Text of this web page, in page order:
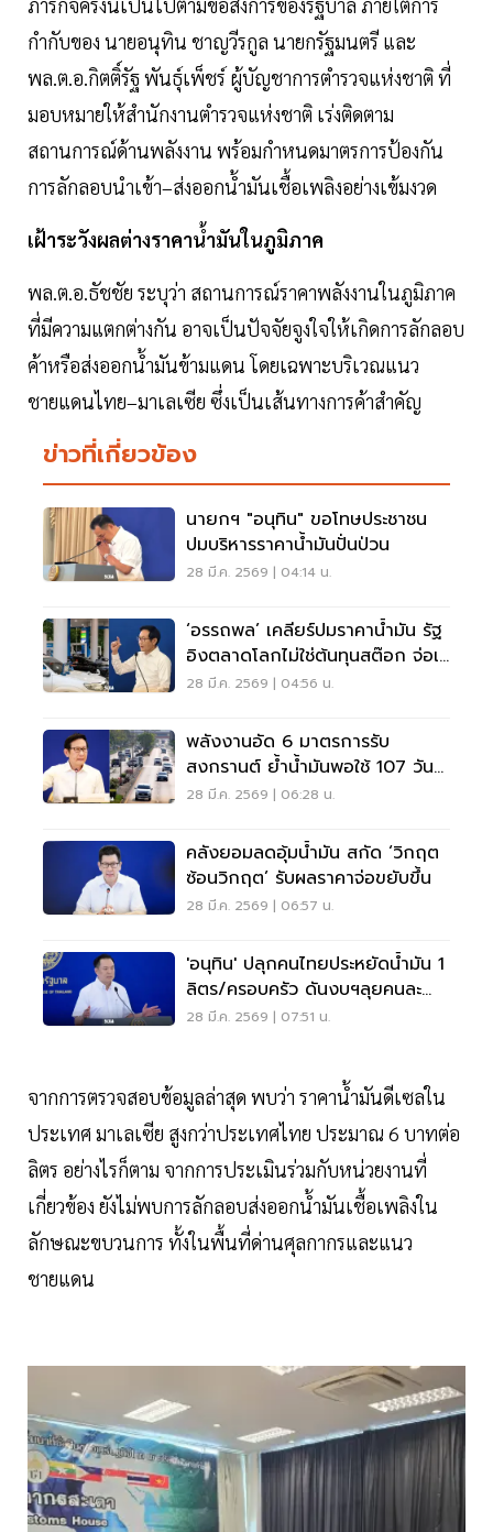
ภารกิจครั้งนี้เป็นไปตามข้อสั่งการของรัฐบาล ภายใต้การ
กำกับของ นายอนุทิน ชาญวีรกูล นายกรัฐมนตรี และ
พล.ต.อ.กิตติ์รัฐ พันธุ์เพ็ชร์ ผู้บัญชาการตำรวจแห่งชาติ ที่
มอบหมายให้สำนักงานตำรวจแห่งชาติ เร่งติดตาม
สถานการณ์ด้านพลังงาน พร้อมกำหนดมาตรการป้องกัน
การลักลอบนำเข้า–ส่งออกน้ำมันเชื้อเพลิงอย่างเข้มงวด
เฝ้าระวังผลต่างราคาน้ำมันในภูมิภาค
พล.ต.อ.ธัชชัย ระบุว่า สถานการณ์ราคาพลังงานในภูมิภาค
ที่มีความแตกต่างกัน อาจเป็นปัจจัยจูงใจให้เกิดการลักลอบ
ค้าหรือส่งออกน้ำมันข้ามแดน โดยเฉพาะบริเวณแนว
ชายแดนไทย–มาเลเซีย ซึ่งเป็นเส้นทางการค้าสำคัญ
ข่าวที่เกี่ยวข้อง
นายกฯ "อนุทิน" ขอโทษประชาชน
ปมบริหารราคาน้ำมันปั่นป่วน
28 มี.ค. 2569 | 04:14 น.
‘อรรถพล’ เคลียร์ปมราคาน้ำมัน รัฐ
อิงตลาดโลกไม่ใช่ต้นทุนสต๊อก จ่อเช็
กกำไรโรงกลั่น
28 มี.ค. 2569 | 04:56 น.
พลังงานอัด 6 มาตรการรับ
สงกรานต์ ย้ำน้ำมันพอใช้ 107 วัน
ลดสำรองนำเข้าเหลือ 1%
28 มี.ค. 2569 | 06:28 น.
คลังยอมลดอุ้มน้ำมัน สกัด ‘วิกฤต
ซ้อนวิกฤต’ รับผลราคาจ่อขยับขึ้น
28 มี.ค. 2569 | 06:57 น.
'อนุทิน' ปลุกคนไทยประหยัดน้ำมัน 1
ลิตร/ครอบครัว ดันงบฯลุยคนละ
ครึ่งพลัส
28 มี.ค. 2569 | 07:51 น.
จากการตรวจสอบข้อมูลล่าสุด พบว่า ราคาน้ำมันดีเซลใน
ประเทศ มาเลเซีย สูงกว่าประเทศไทย ประมาณ 6 บาทต่อ
ลิตร อย่างไรก็ตาม จากการประเมินร่วมกับหน่วยงานที่
เกี่ยวข้อง ยังไม่พบการลักลอบส่งออกน้ำมันเชื้อเพลิงใน
ลักษณะขบวนการ ทั้งในพื้นที่ด่านศุลกากรและแนว
ชายแดน